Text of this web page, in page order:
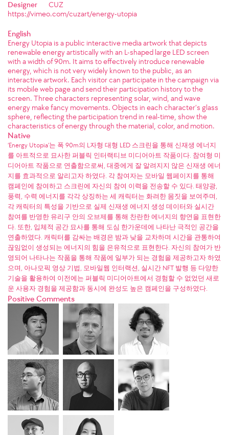
Designer
CUZ
https://vimeo.com/cuzart/energy-utopia
English
Energy Utopia is a public interactive media artwork that depicts
renewable energy artistically with an L-shaped large LED screen
with a width of 90m. It aims to effectively introduce renewable
energy, which is not very widely known to the public, as an
interactive artwork. Each visitor can participate in the campaign via
its mobile web page and send their participation history to the
screen. Three characters representing solar, wind, and wave
energy make fancy movements. Objects in each character’s glass
sphere, reflecting the participation trend in real-time, show the
characteristics of energy through the material, color, and motion.
Native
‘Energy Utopia’는 폭 90m의 L자형 대형 LED 스크린을 통해 신재생 에너지
를 아트적으로 묘사한 퍼블릭 인터랙티브 미디어아트 작품이다. 참여형 미
디어아트 작품으로 연출함으로써, 대중에게 잘 알려지지 않은 신재생 에너
지를 효과적으로 알리고자 하였다. 각 참여자는 모바일 웹페이지를 통해
캠페인에 참여하고 스크린에 자신의 참여 이력을 전송할 수 있다. 태양광,
풍력, 수력 에너지를 각각 상징하는 세 캐릭터는 화려한 몸짓을 보여주며,
각 캐릭터의 특성을 기반으로 실제 신재생 에너지 생성 데이터와 실시간
참여를 반영한 유리구 안의 오브제를 통해 찬란한 에너지의 향연을 표현한
다. 또한, 입체적 공간 묘사를 통해 도심 한가운데에 나타난 극적인 공간을
연출하였다. 캐릭터를 감싸는 배경은 밤과 낮을 교차하며 시간을 관통하여
끊임없이 생성되는 에너지의 힘을 은유적으로 표현한다. 자신의 참여가 반
영되어 나타나는 작품을 통해 작품에 일부가 되는 경험을 제공하고자 하였
으며, 아나모픽 영상 기법, 모바일웹 인터랙션, 실시간 NFT 발행 등 다양한
기술을 활용하여 이전에는 퍼블릭 미디어아트에서 경험할 수 없었던 새로
운 사용자 경험을 제공함과 동시에 완성도 높은 캠페인을 구성하였다.
Positive Comments